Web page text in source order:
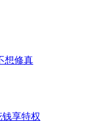
想修真
享特权